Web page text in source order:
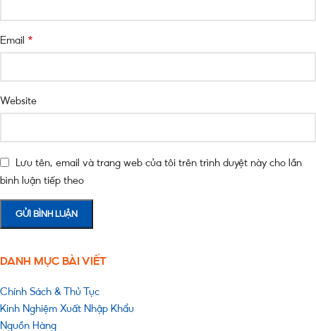
Email *
Website
Lưu tên, email và trang web của tôi trên trình duyệt này cho lần
bình luận tiếp theo
DANH MỤC BÀI VIẾT
Chính Sách & Thủ Tục
Kinh Nghiệm Xuất Nhập Khẩu
Nguồn Hàng